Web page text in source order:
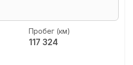
Пробег (км)
117 324